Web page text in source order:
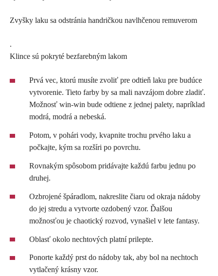
Zvyšky laku sa odstránia handričkou navlhčenou remuverom
.
Klince sú pokryté bezfarebným lakom
Prvá vec, ktorú musíte zvoliť pre odtieň laku pre budúce
vytvorenie. Tieto farby by sa mali navzájom dobre zladiť.
Možnosť win-win bude odtiene z jednej palety, napríklad
modrá, modrá a nebeská.
Potom, v pohári vody, kvapnite trochu prvého laku a
počkajte, kým sa rozšíri po povrchu.
Rovnakým spôsobom pridávajte každú farbu jednu po
druhej.
Ozbrojené špáradlom, nakreslite čiaru od okraja nádoby
do jej stredu a vytvorte ozdobený vzor. Ďalšou
možnosťou je chaotický rozvod, vynašiel v lete fantasy.
Oblasť okolo nechtových platní prilepte.
Ponorte každý prst do nádoby tak, aby bol na nechtoch
vytlačený krásny vzor.